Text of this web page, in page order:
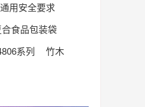
用安全要求
合食品包装袋
系列
竹木